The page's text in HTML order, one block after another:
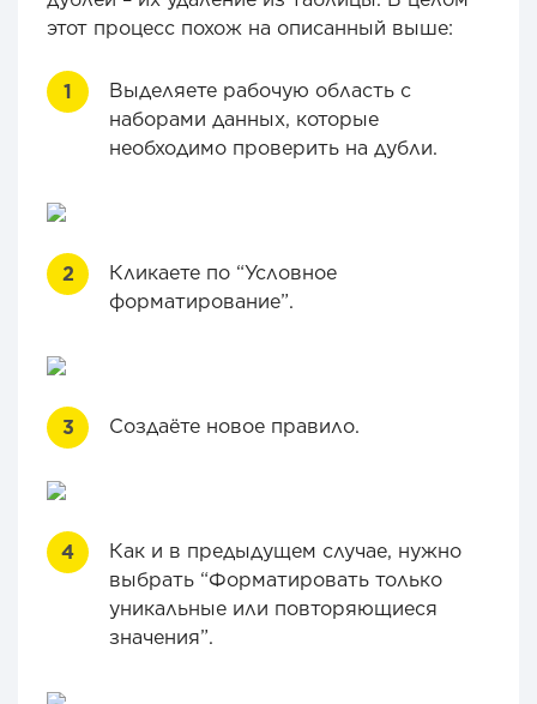
этот процесс похож на описанный выше:
Выделяете рабочую область с
наборами данных, которые
необходимо проверить на дубли.
Кликаете по “Условное
форматирование”.
Создаёте новое правило.
Как и в предыдущем случае, нужно
выбрать “Форматировать только
уникальные или повторяющиеся
значения”.